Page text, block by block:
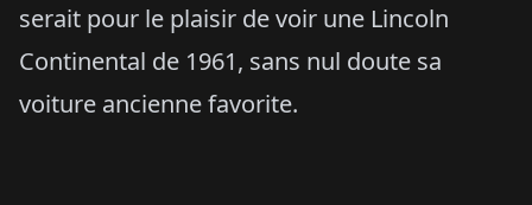
serait pour le plaisir de voir une Lincoln
Continental de 1961, sans nul doute sa
voiture ancienne favorite.